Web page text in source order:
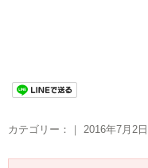
カテゴリー：｜ 2016年7月2日